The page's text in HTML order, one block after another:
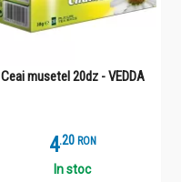
Ceai musetel 20dz - VEDDA
4.2 RON
In stoc